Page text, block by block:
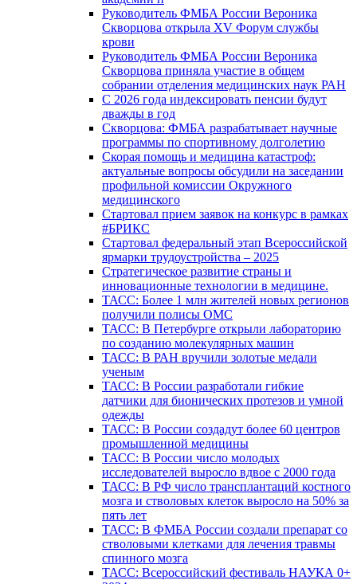
Руководитель ФМБА России Вероника
Скворцова открыла XV Форум службы
крови
Руководитель ФМБА России Вероника
Скворцова приняла участие в общем
собрании отделения медицинских наук РАН
С 2026 года индексировать пенсии будут
дважды в год
Скворцова: ФМБА разрабатывает научные
программы по спортивному долголетию
Скорая помощь и медицина катастроф:
актуальные вопросы обсудили на заседании
профильной комиссии Окружного
медицинского
Стартовал прием заявок на конкурс в рамках
#БРИКС
Стартовал федеральный этап Всероссийской
ярмарки трудоустройства – 2025
Стратегическое развитие страны и
инновационные технологии в медицине.
ТАСС: Более 1 млн жителей новых регионов
получили полисы ОМС
ТАСС: В Петербурге открыли лабораторию
по созданию молекулярных машин
ТАСС: В РАН вручили золотые медали
ученым
ТАСС: В России разработали гибкие
датчики для бионических протезов и умной
одежды
ТАСС: В России создадут более 60 центров
промышленной медицины
ТАСС: В России число молодых
исследователей выросло вдвое с 2000 года
ТАСС: В РФ число трансплантаций костного
мозга и стволовых клеток выросло на 50% за
пять лет
ТАСС: В ФМБА России создали препарат со
стволовыми клетками для лечения травмы
спинного мозга
ТАСС: Всероссийский фестиваль НАУКА 0+